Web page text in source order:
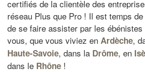
certifiés de la clientèle des
réseau Plus que Pro ! Il est temps
de se faire assister par les
vous, que vous viviez en Ardèche,
Haute-Savoie, dans la Drôme, en
dans le Rhône !